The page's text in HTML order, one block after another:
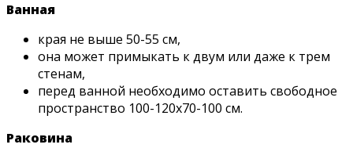
Ванная
края не выше 50-55 см,
она может примыкать к двум или даже к трем
стенам,
перед ванной необходимо оставить свободное
пространство 100-120х70-100 см.
Раковина